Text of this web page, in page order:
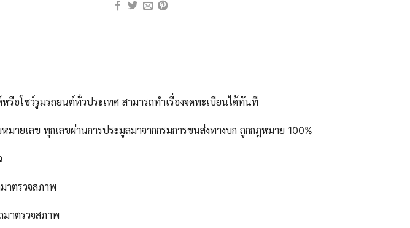
รือโชว์รูมรถยนต์ทั่วประเทศ สามารถทำเรื่องจดทะเบียนได้ทันที
มายเลข ทุกเลขผ่านการประมูลมาจากกรมการขนส่งทางบก ถูกกฎหมาย 100%
าตรวจสภาพ
มาตรวจสภาพ